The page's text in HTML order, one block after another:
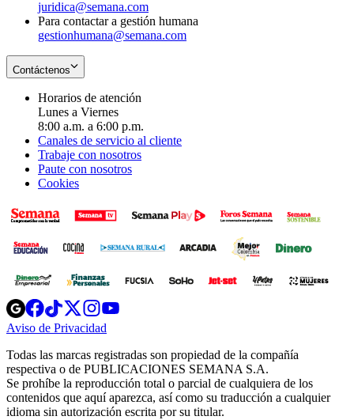
juridica@semana.com
Para contactar a gestión humana
gestionhumana@semana.com
Contáctenos
Horarios de atención
Lunes a Viernes
8:00 a.m. a 6:00 p.m.
Canales de servicio al cliente
Trabaje con nosotros
Paute con nosotros
Cookies
Opens
in
new
Opens
in
new
Opens
in
new
window
Opens
new
windowwindow
Aviso de Privacidad
new
window
Todas las marcas registradas son propiedad de la compañía
respectiva o de PUBLICACIONES SEMANA S.A.
Se prohíbe la reproducción total o parcial de cualquiera de los
contenidos que aquí aparezca, así como su traducción a cualquier
idioma sin autorización escrita por su titular.